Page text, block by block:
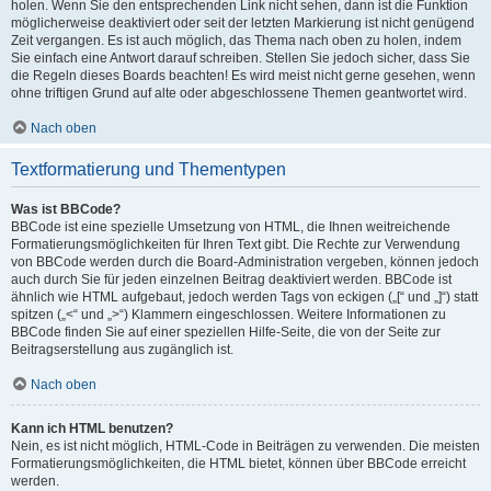
holen. Wenn Sie den entsprechenden Link nicht sehen, dann ist die Funktion
möglicherweise deaktiviert oder seit der letzten Markierung ist nicht genügend
Zeit vergangen. Es ist auch möglich, das Thema nach oben zu holen, indem
Sie einfach eine Antwort darauf schreiben. Stellen Sie jedoch sicher, dass Sie
die Regeln dieses Boards beachten! Es wird meist nicht gerne gesehen, wenn
ohne triftigen Grund auf alte oder abgeschlossene Themen geantwortet wird.
Nach oben
Textformatierung und Thementypen
Was ist BBCode?
BBCode ist eine spezielle Umsetzung von HTML, die Ihnen weitreichende
Formatierungsmöglichkeiten für Ihren Text gibt. Die Rechte zur Verwendung
von BBCode werden durch die Board-Administration vergeben, können jedoch
auch durch Sie für jeden einzelnen Beitrag deaktiviert werden. BBCode ist
ähnlich wie HTML aufgebaut, jedoch werden Tags von eckigen („[“ und „]“) statt
spitzen („<“ und „>“) Klammern eingeschlossen. Weitere Informationen zu
BBCode finden Sie auf einer speziellen Hilfe-Seite, die von der Seite zur
Beitragserstellung aus zugänglich ist.
Nach oben
Kann ich HTML benutzen?
Nein, es ist nicht möglich, HTML-Code in Beiträgen zu verwenden. Die meisten
Formatierungsmöglichkeiten, die HTML bietet, können über BBCode erreicht
werden.